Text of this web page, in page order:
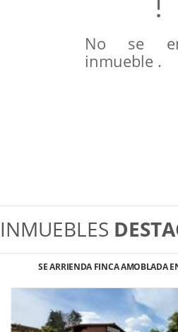
No se
inmueble .
INMUEBLES
SE ARRIENDA FINCA AMOBLADA